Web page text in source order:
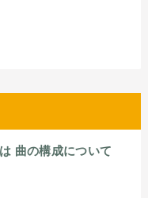
曲の構成について